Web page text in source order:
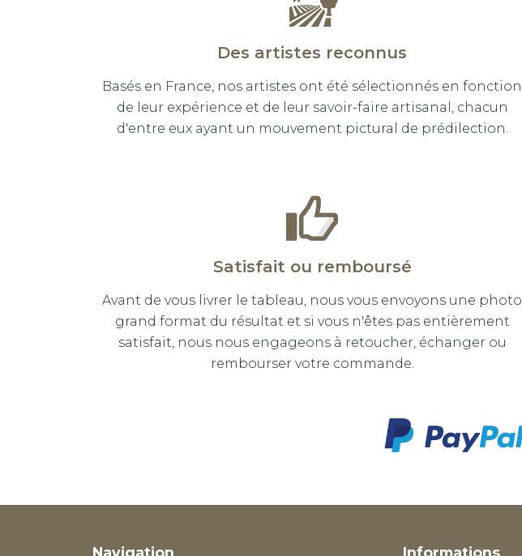
Des artistes reconnus
Basés en France, nos artistes ont été sélectionnés en fonction
de leur expérience et de leur savoir-faire artisanal, chacun
d'entre eux ayant un mouvement pictural de prédilection.
Satisfait ou remboursé
Avant de vous livrer le tableau, nous vous envoyons une photo
grand format du résultat et si vous n'êtes pas entièrement
satisfait, nous nous engageons à retoucher, échanger ou
rembourser votre commande.